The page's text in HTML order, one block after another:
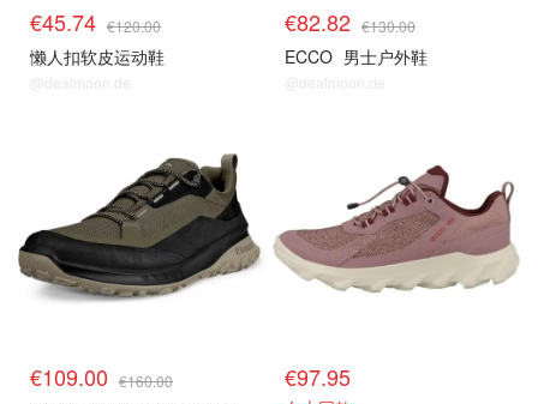
€45.74 €120.00
懒人扣软皮运动鞋
@dealmoon.de
€82.82 €130.00
ECCO 男士户外鞋
@dealmoon.de
€109.00 €160.00 €97.95